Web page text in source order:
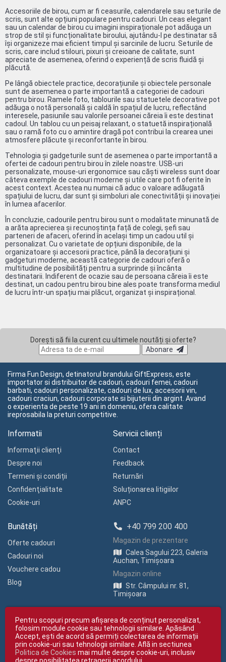
Accesoriile de birou, cum ar fi ceasurile, calendarele sau seturile de
scris, sunt alte opțiuni populare pentru cadouri. Un ceas elegant
sau un calendar de birou cu imagini inspiraționale pot adăuga un
strop de stil și funcționalitate biroului, ajutându-l pe destinatar să
își organizeze mai eficient timpul și sarcinile de lucru. Seturile de
scris, care includ stilouri, pixuri și creioane de calitate, sunt
apreciate de asemenea, oferind o experiență de scris fluidă și
plăcută.
Pe lângă obiectele practice, decorațiunile și obiectele personale
sunt de asemenea o parte importantă a categoriei de cadouri
pentru birou. Ramele foto, tablourile sau statuetele decorative pot
adăuga o notă personală și caldă în spațiul de lucru, reflectând
interesele, pasiunile sau valorile persoanei căreia îi este destinat
cadoul. Un tablou cu un peisaj relaxant, o statuetă inspirațională
sau o ramă foto cu o amintire dragă pot contribui la crearea unei
atmosfere plăcute și reconfortante în birou.
Tehnologia și gadgeturile sunt de asemenea o parte importantă a
ofertei de cadouri pentru birou în zilele noastre. USB-uri
personalizate, mouse-uri ergonomice sau căști wireless sunt doar
câteva exemple de cadouri moderne și utile care pot fi oferite în
acest context. Acestea nu numai că aduc o valoare adăugată
spațiului de lucru, dar sunt și simboluri ale conectivității și inovației
în lumea afacerilor.
În concluzie, cadourile pentru birou sunt o modalitate minunată de
a arăta aprecierea și recunoștința față de colegi, șefi sau
parteneri de afaceri, oferind în același timp un cadou util și
personalizat. Cu o varietate de opțiuni disponibile, de la
organizatoare și accesorii practice, până la decorațiuni și
gadgeturi moderne, această categorie de cadouri oferă o
multitudine de posibilități pentru a surprinde și încânta
destinatarii. Indiferent de ocazie sau de persoana căreia îi este
destinat, un cadou pentru birou bine ales poate transforma mediul
de lucru într-un spațiu mai plăcut, organizat și inspirațional.
Dorești să fii la curent cu ultimele noutăți și oferte?
Abonare
Firma Fun Design, detinatorul brandului GiftExpress, este
importator si distribuitor de cadouri, cadouri femei, cadouri
barbati, cadouri personalizate, cadouri de lux, accesorii vin,
cadouri craciun, cadouri corporate si bijuterii din argint. Avand
o experienta de peste 19 ani in domeniu, ofera calitate
ireprosabila la preturi competitive.
Informatii
Informaţii clienţi
Despre noi
Termeni și condiții
Confidenţialitate
Cookie-uri
Servicii clienți
Contact
Feedback
Returnări
Soluționarea litigiilor
ANPC
Bunătăți
Oferte cadouri
Cadouri noi
Vouchere cadou
Blog
+40 799 200 400
Magazin de prezentare
Calea Sagului 223, Galeria
Auchan, Timișoara
Magazin online
Str. Câmpului nr. 81,
Timișoara
Copyright © giftexpress.ro | Toate drepturile rezervate
Pentru scopuri precum afișarea de conținut personalizat,
folosim module cookie sau tehnologii similare. Apăsând
Accept, ești de acord să permiți colectarea de informații
prin cookie-uri sau tehnologii similare. Află in sectiunea
Politica de Cookies mai multe despre cookie-uri, inclusiv